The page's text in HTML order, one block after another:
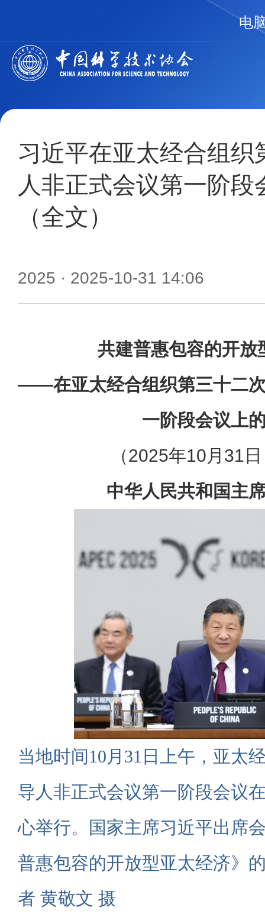
电
习近平在亚太经合组织
人非正式会议第一阶段
（全文）
2025 · 2025-10-31 14:06
共建普惠包容的开放
——在亚太经合组织第三十二
一阶段会议上
（2025年10月31
中华人民共和国主
当地时间10月31日上午，亚太
导人非正式会议第一阶段会议
心举行。国家主席习近平出席
普惠包容的开放型亚太经济》
者 黄敬文 摄